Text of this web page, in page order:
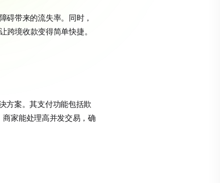
碍带来的流失率。同时，
境收款变得简单快捷。
方案。其支付功能包括欺
家能处理高并发交易，确